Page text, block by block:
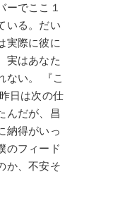
ーでここ１
いる。だい
実際に彼に
実はあなた
ない。 『こ
日は次の仕
んだが、昌
納得がいっ
のフィード
か、不安そ